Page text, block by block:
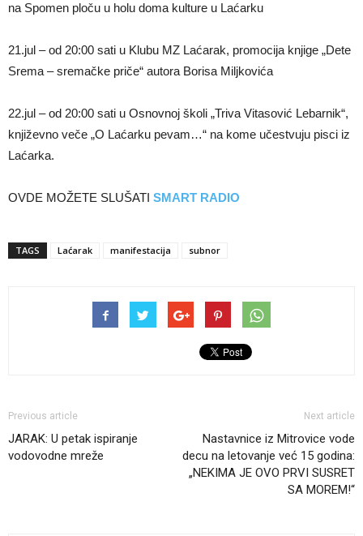
na Spomen ploču u holu doma kulture u Laćarku
21.jul – od 20:00 sati u Klubu MZ Laćarak, promocija knjige „Dete
Srema – sremačke priče“ autora Borisa Miljkovića
22.jul – od 20:00 sati u Osnovnoj školi „Triva Vitasović Lebarnik“,
književno veče „O Laćarku pevam…“ na kome učestvuju pisci iz
Laćarka.
OVDE MOŽETE SLUŠATI SMART RADIO
TAGS Laćarak manifestacija subnor
Previous article
JARAK: U petak ispiranje
vodovodne mreže
Next article
Nastavnice iz Mitrovice vode
decu na letovanje već 15 godina:
„NEKIMA JE OVO PRVI SUSRET
SA MOREM!“